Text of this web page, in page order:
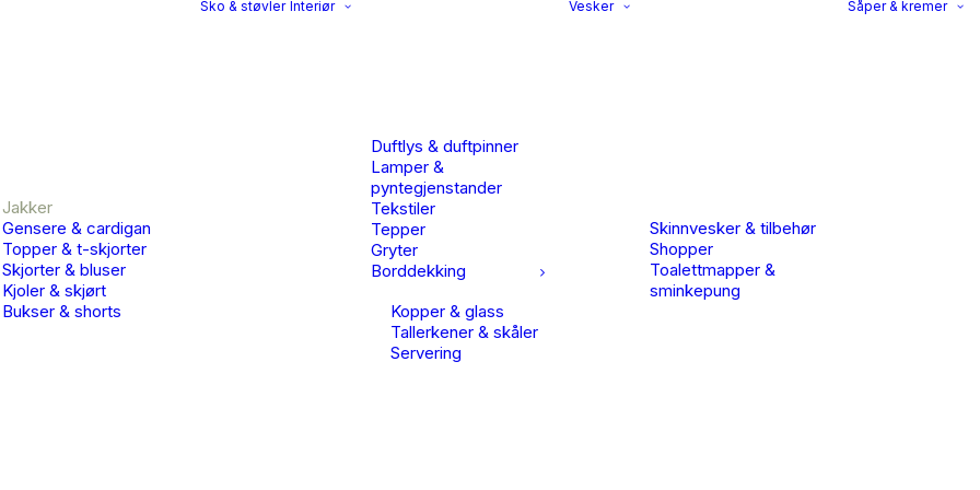
Jakker
Gensere & cardigan
Topper & t-skjorter
Skjorter & bluser
Kjoler & skjørt
Bukser & shorts
Sko & støvler Interiør
Duftlys & duftpinner
Lamper &
pyntegjenstander
Tekstiler
Tepper
Gryter
Borddekking
Kopper & glass
Tallerkener & skåler
Servering
Vesker
Skinnvesker & tilbehør
Shopper
Toalettmapper &
sminkepung
Såper & kremer